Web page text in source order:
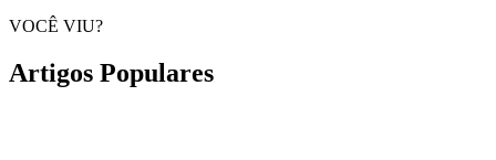
VOCÊ VIU?
Artigos Populares